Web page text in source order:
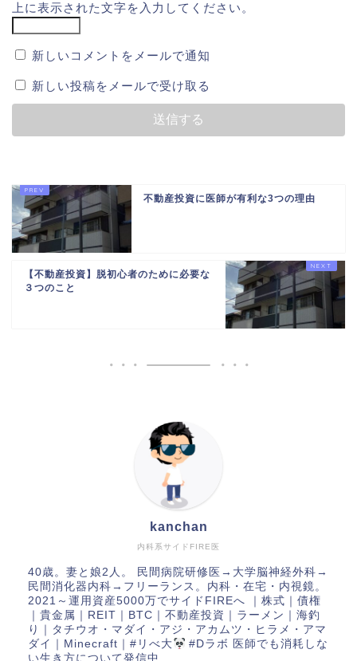
上に表示された文字を入力してください。
新しいコメントをメールで通知
新しい投稿をメールで受け取る
不動産投資に医師が有利な3つの理由
【不動産投資】脱初心者のために必要な
３つのこと
内科系サイドFIRE医
kanchan
40歳。妻と娘2人。 民間病院研修医→大学脳神経外科→
民間消化器内科→フリーランス。内科・在宅・内視鏡。
2021～運用資産5000万でサイドFIREへ ｜株式｜債権
｜貴金属｜REIT｜BTC｜不動産投資｜ラーメン｜海釣
り｜タチウオ・マダイ・アジ・アカムツ・ヒラメ・アマ
ダイ｜Minecraft｜#リべ大
#Dラボ 医師でも消耗しな
い生き方について発信中